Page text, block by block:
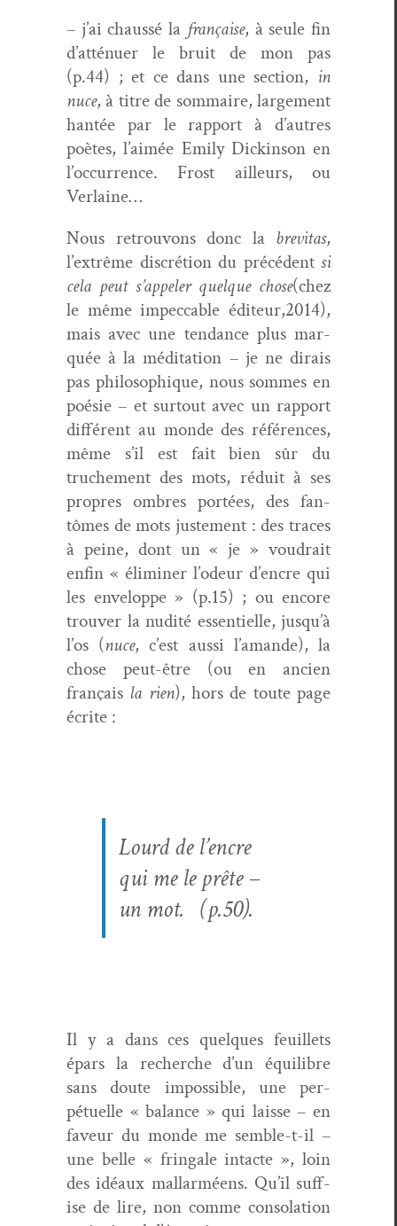
– j’ai chaussé la française, à seule fin
d’atténuer le bruit de mon pas
(p.44) ; et ce dans une sec­tion, in
nuce, à titre de som­maire, large­ment
han­tée par le rap­port à d’autres
poètes, l’aimée Emi­ly Dick­in­son en
l’occurrence. Frost ailleurs, ou
Verlaine…
Nous retrou­vons donc la bre­vi­tas,
l’extrême dis­cré­tion du précé­dent si
cela peut s’appeler quelque chose(chez
le même impec­ca­ble éditeur,2014),
mais avec une ten­dance plus mar­
quée à la médi­ta­tion – je ne dirais
pas philosophique, nous sommes en
poésie – et surtout avec un rap­port
dif­férent au monde des références,
même s’il est fait bien sûr du
truche­ment des mots, réduit à ses
pro­pres ombres portées, des fan­
tômes de mots juste­ment : des traces
à peine, dont un « je » voudrait
enfin « élim­in­er l’odeur d’encre qui
les enveloppe » (p.15) ; ou encore
trou­ver la nudité essen­tielle, jusqu’à
l’os (nuce, c’est aus­si l’amande), la
chose peut-être (ou en ancien
français la rien), hors de toute page
écrite :
Lourd de l’encre
qui me le prête –
un mot. (p.50).
Il y a dans ces quelques feuil­lets
épars la recherche d’un équili­bre
sans doute impos­si­ble, une per­
pétuelle « bal­ance » qui laisse – en
faveur du monde me sem­ble-t-il –
une belle « fringale intacte », loin
des idéaux mal­lar­méens. Qu’il suff­
ise de lire, non comme con­so­la­tion